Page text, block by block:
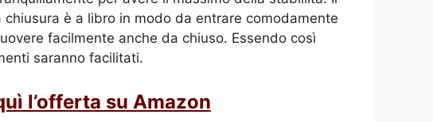
è a libro in modo da entrare comodamente
facilmente anche da chiuso. Essendo così
saranno facilitati.
l’offerta su Amazon